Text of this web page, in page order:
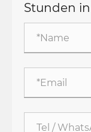
Stunden